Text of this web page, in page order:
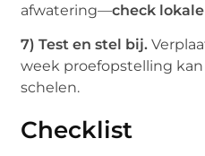
afwatering—check
7) Test en stel bij.
week proefopstelling
schelen.
Checklist